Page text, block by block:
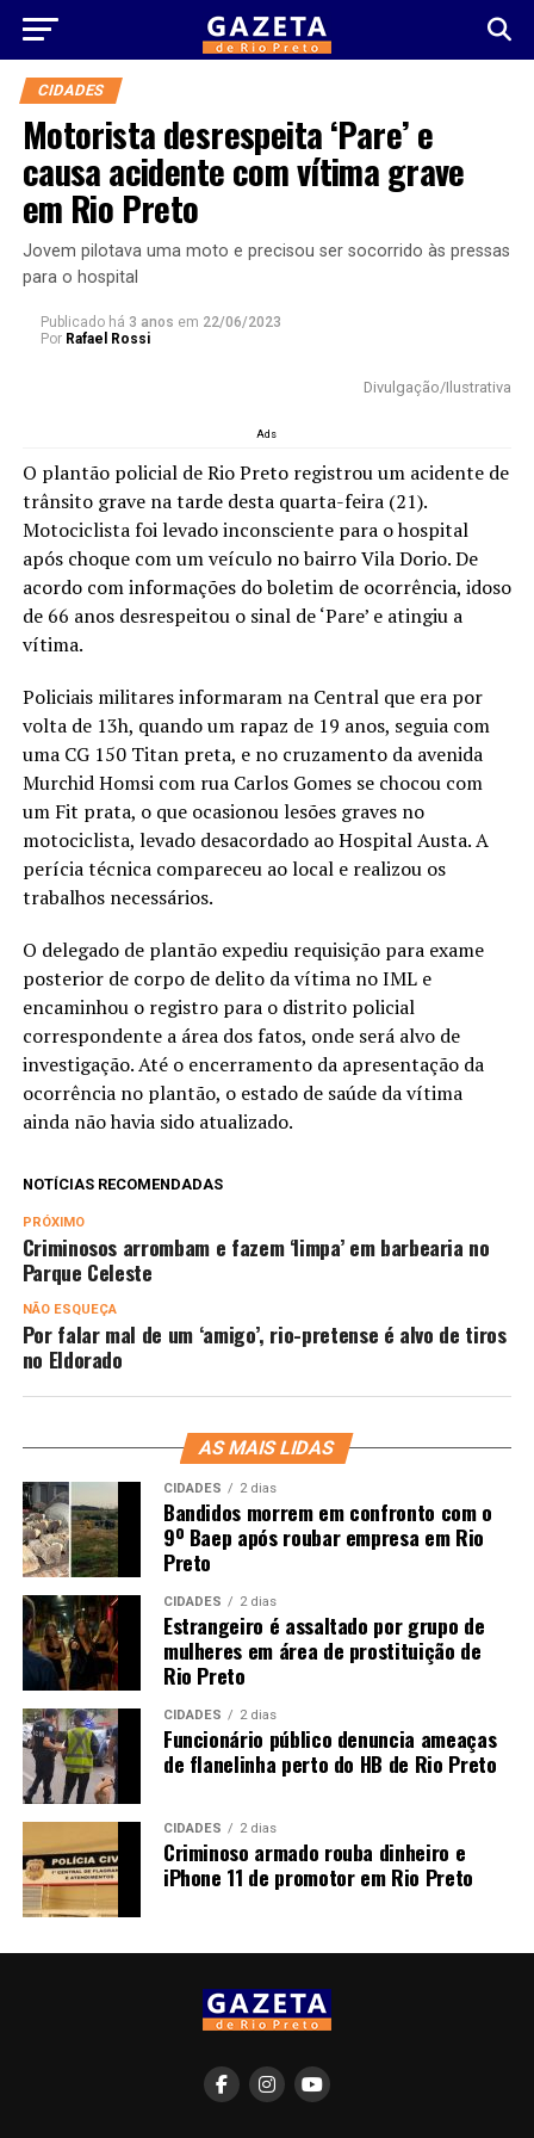
CIDADES
Motorista desrespeita ‘Pare’ e
causa acidente com vítima grave
em Rio Preto
Jovem pilotava uma moto e precisou ser socorrido às pressas
para o hospital
Publicado há 3 anos em 22/06/2023
Por Rafael Rossi
Divulgação/Ilustrativa
Ads
O plantão policial de Rio Preto registrou um acidente de
trânsito grave na tarde desta quarta-feira (21).
Motociclista foi levado inconsciente para o hospital
após choque com um veículo no bairro Vila Dorio. De
acordo com informações do boletim de ocorrência, idoso
de 66 anos desrespeitou o sinal de ‘Pare’ e atingiu a
vítima.
Policiais militares informaram na Central que era por
volta de 13h, quando um rapaz de 19 anos, seguia com
uma CG 150 Titan preta, e no cruzamento da avenida
Murchid Homsi com rua Carlos Gomes se chocou com
um Fit prata, o que ocasionou lesões graves no
motociclista, levado desacordado ao Hospital Austa. A
perícia técnica compareceu ao local e realizou os
trabalhos necessários.
O delegado de plantão expediu requisição para exame
posterior de corpo de delito da vítima no IML e
encaminhou o registro para o distrito policial
correspondente a área dos fatos, onde será alvo de
investigação. Até o encerramento da apresentação da
ocorrência no plantão, o estado de saúde da vítima
ainda não havia sido atualizado.
NOTÍCIAS RECOMENDADAS
PRÓXIMO
Criminosos arrombam e fazem ‘limpa’ em barbearia no
Parque Celeste
NÃO ESQUEÇA
Por falar mal de um ‘amigo’, rio-pretense é alvo de tiros
no Eldorado
AS MAIS LIDAS
CIDADES 2 dias
Bandidos morrem em confronto com o
9º Baep após roubar empresa em Rio
Preto
CIDADES 2 dias
Estrangeiro é assaltado por grupo de
mulheres em área de prostituição de
Rio Preto
CIDADES 2 dias
Funcionário público denuncia ameaças
de flanelinha perto do HB de Rio Preto
CIDADES 2 dias
Criminoso armado rouba dinheiro e
iPhone 11 de promotor em Rio Preto